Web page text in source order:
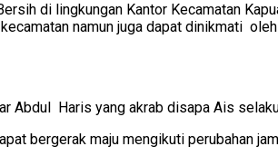
di lingkungan Kantor Kecamatan
namun juga dapat dinikmati
Abdul Haris yang akrab disapa Ais
bergerak maju mengikuti perubahan